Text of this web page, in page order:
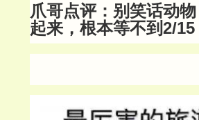
爪哥点评：别笑话动
起来，根本等不到2/15